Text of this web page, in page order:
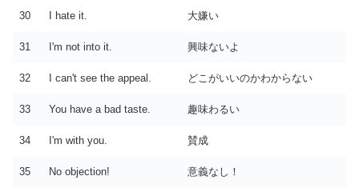
30 I hate it. 大嫌い
31 I'm not into it. 興味ないよ
32 I can't see the appeal. どこがいいのかわからない
33 You have a bad taste. 趣味わるい
34 I'm with you. 賛成
35 No objection! 意義なし！